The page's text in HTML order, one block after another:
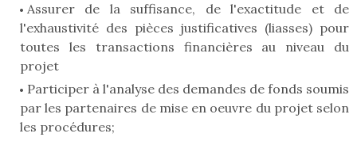
Assurer de la suffisance, de l'exactitude et de
l'exhaustivité des pièces justificatives (liasses) pour
toutes les transactions financières au niveau du
projet
Participer à l'analyse des demandes de fonds soumis
par les partenaires de mise en oeuvre du projet selon
les procédures;